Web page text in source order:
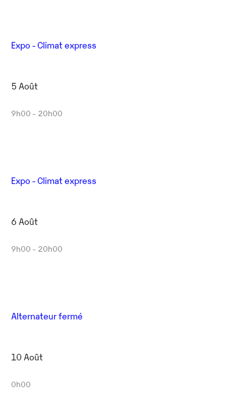
Expo - Climat express
5 Août
9h00 - 20h00
Expo - Climat express
6 Août
9h00 - 20h00
Alternateur fermé
10 Août
0h00